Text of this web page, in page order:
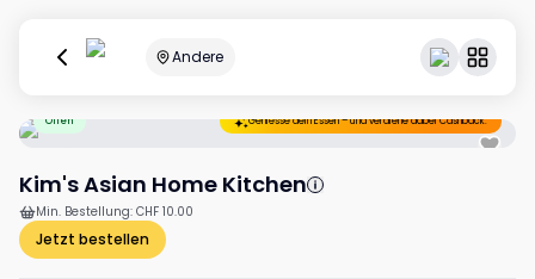
Andere
Offen Geniesse dein Essen – und verdiene dabei Cashback.
Kim's Asian Home Kitchen
Min. Bestellung: CHF 10.00
Jetzt bestellen